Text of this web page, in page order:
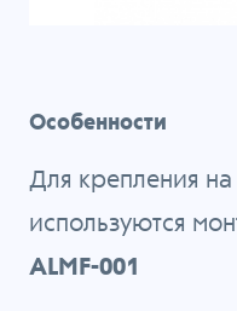
Особенности
Для крепления на
используются
ALMF-001